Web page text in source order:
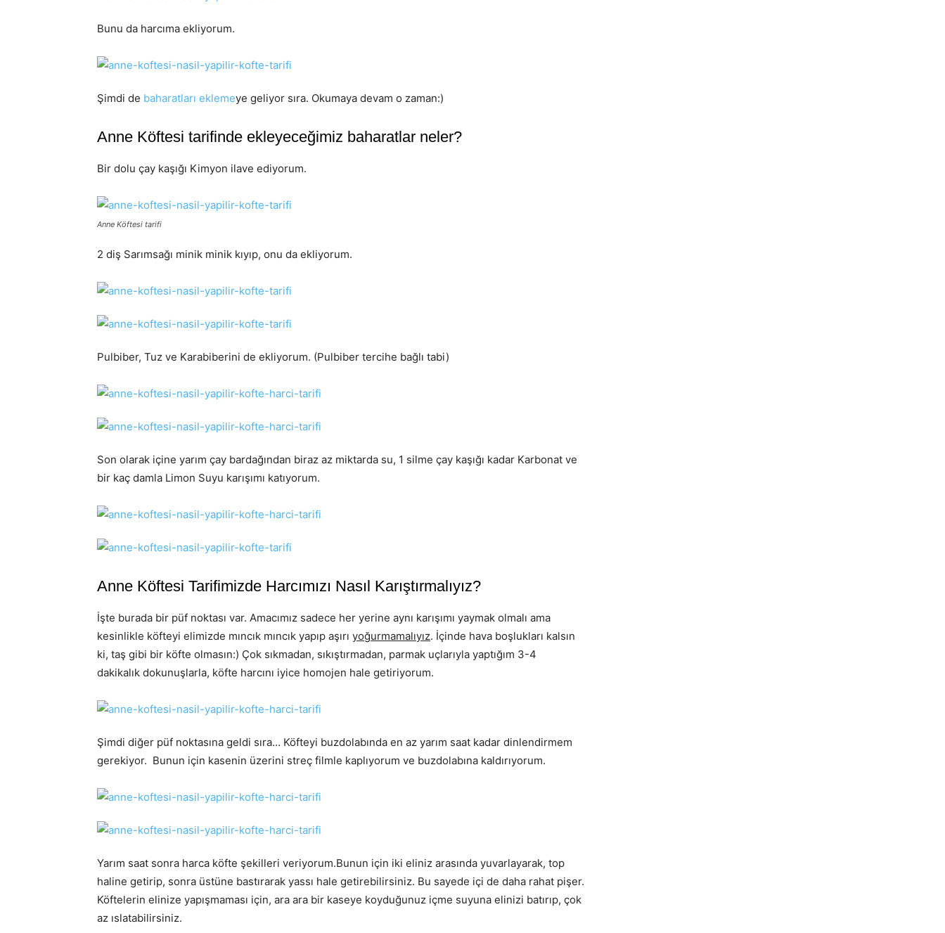
Bunu da harcıma ekliyorum.
Şimdi de baharatları eklemeye geliyor sıra. Okumaya devam o zaman:)
Anne Köftesi tarifinde ekleyeceğimiz baharatlar neler?
Bir dolu çay kaşığı Kimyon ilave ediyorum.
Anne Köftesi tarifi
2 diş Sarımsağı minik minik kıyıp, onu da ekliyorum.
Pulbiber, Tuz ve Karabiberini de ekliyorum. (Pulbiber tercihe bağlı tabi)
Son olarak içine yarım çay bardağından biraz az miktarda su, 1 silme çay kaşığı kadar Karbonat ve
bir kaç damla Limon Suyu karışımı katıyorum.
Anne Köftesi Tarifimizde Harcımızı Nasıl Karıştırmalıyız?
İşte burada bir püf noktası var. Amacımız sadece her yerine aynı karışımı yaymak olmalı ama
kesinlikle köfteyi elimizde mıncık mıncık yapıp aşırı yoğurmamalıyız. İçinde hava boşlukları kalsın
ki, taş gibi bir köfte olmasın:) Çok sıkmadan, sıkıştırmadan, parmak uçlarıyla yaptığım 3-4
dakikalık dokunuşlarla, köfte harcını iyice homojen hale getiriyorum.
Şimdi diğer püf noktasına geldi sıra… Köfteyi buzdolabında en az yarım saat kadar dinlendirmem
gerekiyor. Bunun için kasenin üzerini streç filmle kaplıyorum ve buzdolabına kaldırıyorum.
Yarım saat sonra harca köfte şekilleri veriyorum.Bunun için iki eliniz arasında yuvarlayarak, top
haline getirip, sonra üstüne bastırarak yassı hale getirebilirsiniz. Bu sayede içi de daha rahat pişer.
Köftelerin elinize yapışmaması için, ara ara bir kaseye koyduğunuz içme suyuna elinizi batırıp, çok
az ıslatabilirsiniz.